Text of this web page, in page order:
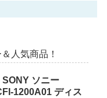
人気商品！
SONY ソニー
1200A01 ディス